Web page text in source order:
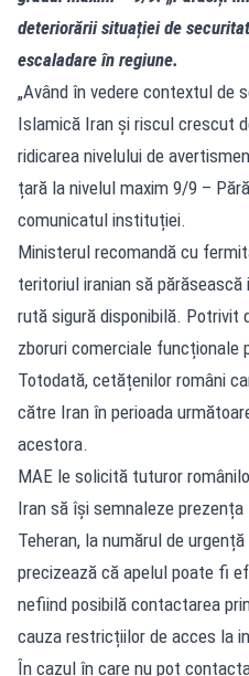
deteriorării situației de
escaladare în regiune.
„Având în vedere contextul de
Islamică Iran și riscul crescut
ridicarea nivelului de
țară la nivelul maxim 9/9 –
comunicatul instituției.
Ministerul recomandă cu
teritoriul iranian să
rută sigură disponibilă. Potrivit
zboruri comerciale funcționale
Totodată, cetățenilor români
către Iran în perioada
acestora.
MAE le solicită tuturor
Iran să își semnaleze prezența
Teheran, la numărul de
precizează că apelul poate fi
nefiind posibilă contactarea
cauza restricțiilor de acces la
În cazul în care nu pot